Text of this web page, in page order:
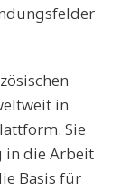
in
Sie
in die Arbeit
Basis für